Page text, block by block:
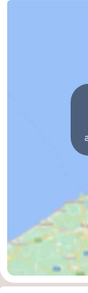
van
Schouwen
Veere
Natur
Oranjezon
-
Oostkapelle
-